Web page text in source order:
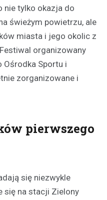
nie tylko okazja do
świeżym powietrzu, ale
miasta i jego okolic z
organizowany
Ośrodka Sportu i
zorganizowane i
pierwszego
się niezwykle
się na stacji Zielony